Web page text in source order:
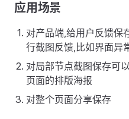
应用场景
对产品端,给用户反馈保
行截图反馈,比如界面异
对局部节点截图保存可
页面的排版海报
对整个页面分享保存